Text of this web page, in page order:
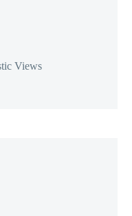
Views